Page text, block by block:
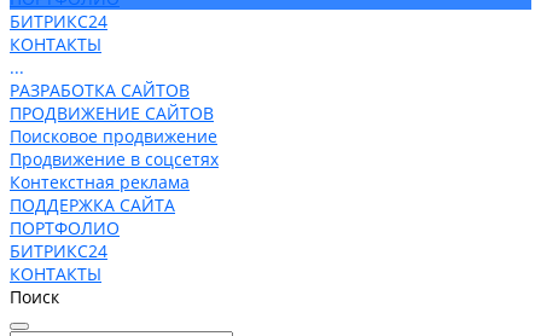
БИТРИКС24
КОНТАКТЫ
...
РАЗРАБОТКА САЙТОВ
ПРОДВИЖЕНИЕ САЙТОВ
Поисковое продвижение
Продвижение в соцсетях
Контекстная реклама
ПОДДЕРЖКА САЙТА
ПОРТФОЛИО
БИТРИКС24
КОНТАКТЫ
Поиск